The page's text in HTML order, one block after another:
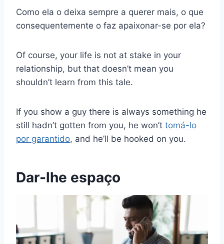
Como ela o deixa sempre a querer mais, o que
consequentemente o faz apaixonar-se por ela?
Of course, your life is not at stake in your
relationship, but that doesn’t mean you
shouldn’t learn from this tale.
If you show a guy there is always something he
still hadn’t gotten from you, he won’t tomá-lo
por garantido, and he’ll be hooked on you.
Dar-lhe espaço